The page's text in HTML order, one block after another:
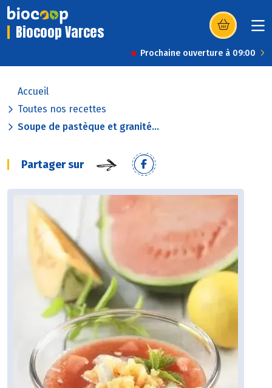
Biocoop Varces (s’ouvre dans
Prochaine ouverture à 09:00
Accueil
Toutes nos recettes
Soupe de pastèque et granité...
Partager sur